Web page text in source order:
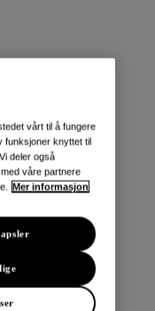
vårt til å fungere
funksjoner knyttet til
deler også
våre partnere
Mer informasjon